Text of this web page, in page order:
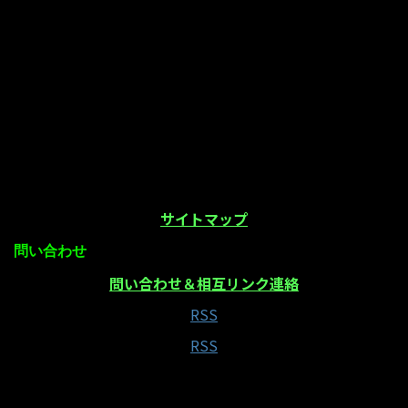
サイトマップ
問い合わせ
問い合わせ＆相互リンク連絡
RSS
RSS